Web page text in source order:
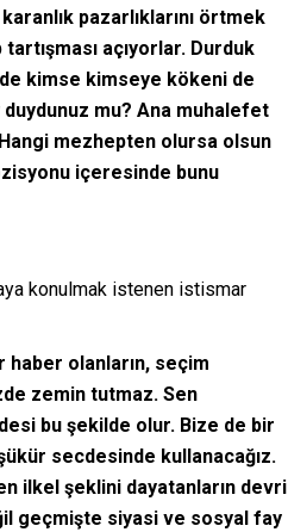
pazarlıklarını örtmek
açıyorlar. Durduk
kimse kimseye kökeni de
duydunuz mu? Ana muhalefet
mezhepten olursa olsun
içeresinde bunu
konulmak istenen istismar
haber olanların, seçim
zemin tutmaz. Sen
bu şekilde olur. Bize de bir
secdesinde kullanacağız.
ilkel şeklini dayatanların devri
geçmişte siyasi ve sosyal fay